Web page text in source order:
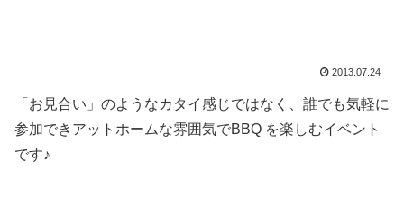
2013.07.24
「お見合い」のようなカタイ感じではなく、誰でも気軽に
参加できアットホームな雰囲気でBBQ を楽しむイベント
です♪